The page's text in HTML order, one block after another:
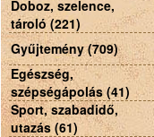
Doboz, szelence,
tároló (221)
Gyűjtemény (709)
Egészség,
szépségápolás (41)
Sport, szabadidő,
utazás (61)